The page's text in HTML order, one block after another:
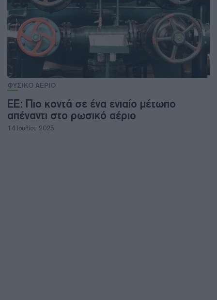
ΦΥΣΙΚΟ ΑΕΡΙΟ
ΕΕ: Πιο κοντά σε ένα ενιαίο μέτωπο
απέναντι στο ρωσικό αέριο
14 Ιουλίου 2025